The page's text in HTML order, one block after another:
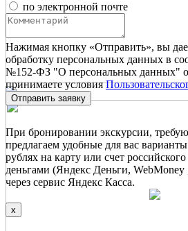
по электронной почте
Нажимая кнопку «Отправить», вы
обработку персональных данных в
№152-ФЗ "О персональных данных"
принимаете условия
Отправить заявку
При бронировании экскурсии,
предлагаем удобные для вас
рублях на карту или счет
деньгами (Яндекс Деньги,
через сервис Яндекс Касса.
x